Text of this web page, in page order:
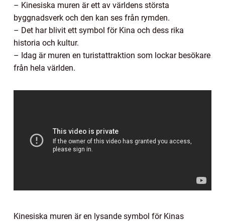
– Kinesiska muren är ett av världens största
byggnadsverk och den kan ses från rymden.
– Det har blivit ett symbol för Kina och dess rika
historia och kultur.
– Idag är muren en turistattraktion som lockar besökare
från hela världen.
Kinesiska muren är en lysande symbol för Kinas